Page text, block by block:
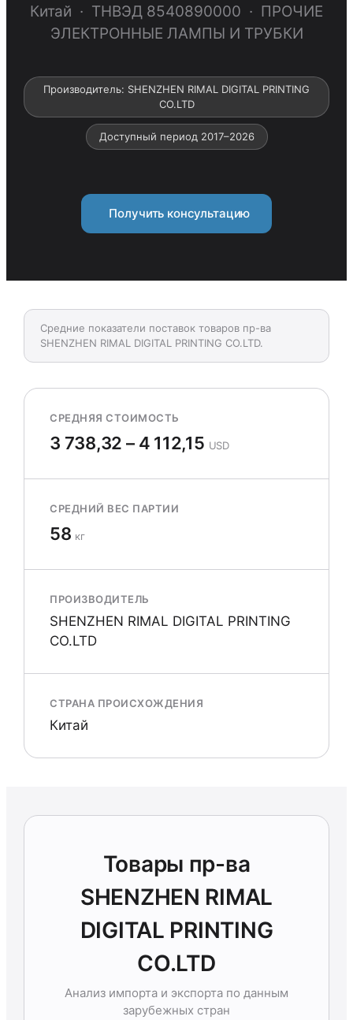
Китай · ТНВЭД 8540890000 · ПРОЧИЕ
ЭЛЕКТРОННЫЕ ЛАМПЫ И ТРУБКИ
Производитель: SHENZHEN RIMAL DIGITAL PRINTING
CO.LTD
Доступный период 2017–2026
Получить консультацию
Средние показатели поставок товаров пр-ва
SHENZHEN RIMAL DIGITAL PRINTING CO.LTD.
СРЕДНЯЯ СТОИМОСТЬ
3 738,32 – 4 112,15 USD
СРЕДНИЙ ВЕС ПАРТИИ
58 кг
ПРОИЗВОДИТЕЛЬ
SHENZHEN RIMAL DIGITAL PRINTING
CO.LTD
СТРАНА ПРОИСХОЖДЕНИЯ
Китай
Товары пр-ва
SHENZHEN RIMAL
DIGITAL PRINTING
CO.LTD
Анализ импорта и экспорта по данным
зарубежных стран